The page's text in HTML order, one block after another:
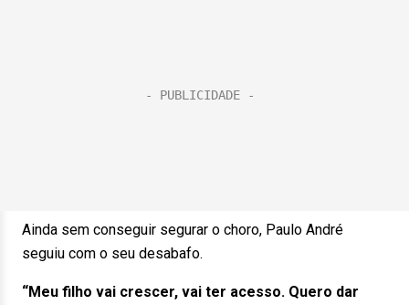
Ainda sem conseguir segurar o choro, Paulo André
seguiu com o seu desabafo.
“Meu filho vai crescer, vai ter acesso. Quero dar